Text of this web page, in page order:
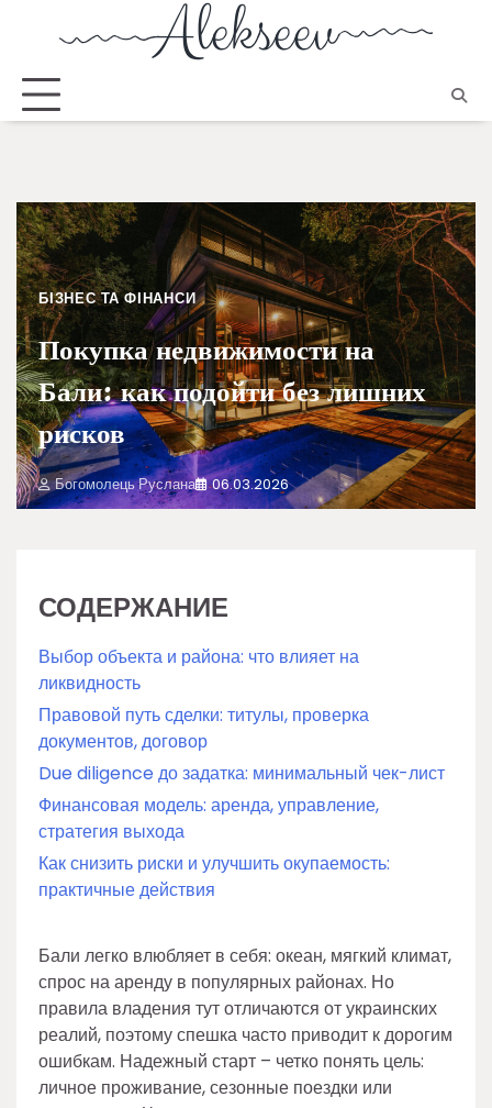
БІЗНЕС ТА ФІНАНСИ
Покупка недвижимости на
Бали: как подойти без лишних
рисков
Богомолець Руслана 06.03.2026
СОДЕРЖАНИЕ
Выбор объекта и района: что влияет на
ликвидность
Правовой путь сделки: титулы, проверка
документов, договор
Due diligence до задатка: минимальный чек-лист
Финансовая модель: аренда, управление,
стратегия выхода
Как снизить риски и улучшить окупаемость:
практичные действия
Бали легко влюбляет в себя: океан, мягкий климат,
спрос на аренду в популярных районах. Но
правила владения тут отличаются от украинских
реалий, поэтому спешка часто приводит к дорогим
ошибкам. Надежный старт – четко понять цель:
личное проживание, сезонные поездки или